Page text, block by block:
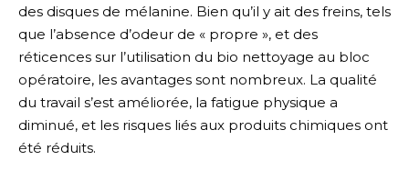
des disques de mélanine. Bien qu’il y ait des freins, tels
que l’absence d’odeur de « propre », et des
réticences sur l’utilisation du bio nettoyage au bloc
opératoire, les avantages sont nombreux. La qualité
du travail s’est améliorée, la fatigue physique a
diminué, et les risques liés aux produits chimiques ont
été réduits.